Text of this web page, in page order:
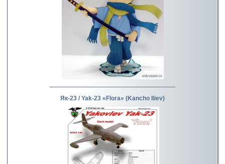
Як-23 / Yak-23 «Flora» (Kancho Iliev)